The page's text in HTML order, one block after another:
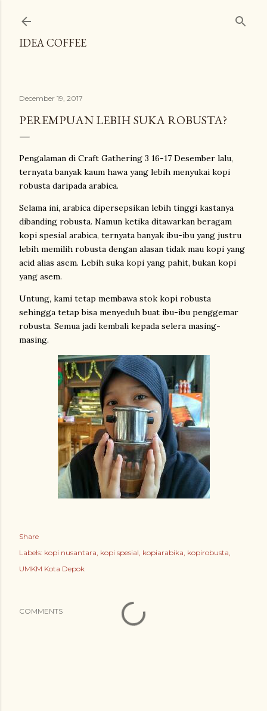
IDEA COFFEE
December 19, 2017
PEREMPUAN LEBIH SUKA ROBUSTA?
Pengalaman di Craft Gathering 3 16-17 Desember lalu,
ternyata banyak kaum hawa yang lebih menyukai kopi
robusta daripada arabica.
Selama ini, arabica dipersepsikan lebih tinggi kastanya
dibanding robusta. Namun ketika ditawarkan beragam
kopi spesial arabica, ternyata banyak ibu-ibu yang justru
lebih memilih robusta dengan alasan tidak mau kopi yang
acid alias asem. Lebih suka kopi yang pahit, bukan kopi
yang asem.
Untung, kami tetap membawa stok kopi robusta
sehingga tetap bisa menyeduh buat ibu-ibu penggemar
robusta. Semua jadi kembali kepada selera masing-
masing.
Share
Labels: kopi nusantara kopi spesial kopiarabika kopirobusta
UMKM Kota Depok
COMMENTS